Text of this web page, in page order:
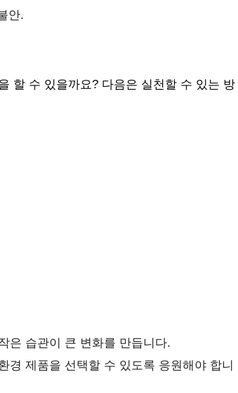
안.
할 수 있을까요? 다음은 실천할 수 있는 방
은 습관이 큰 변화를 만듭니다.
경 제품을 선택할 수 있도록 응원해야 합니